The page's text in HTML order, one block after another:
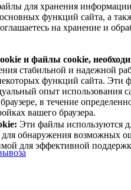
для хранения
функций сайта, а
на хранение и
и файлы cookie,
стабильной и надежной
функций сайта. Эти
опыт использования
в течение
вашего браузера.
Эти файлы используются
для обнаружения возможных
для эффективной